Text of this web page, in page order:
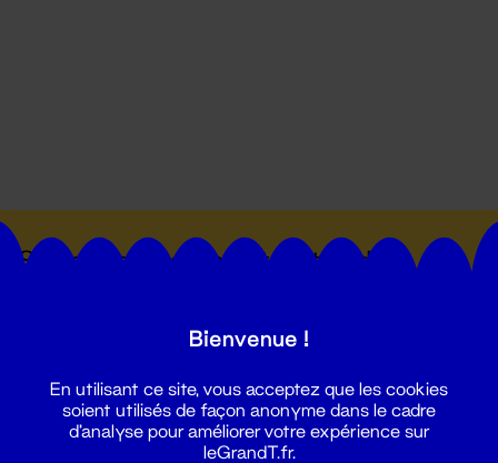
Suivez toutes les actualités du
Bienvenue !
En utilisant ce site, vous acceptez que les cookies
soient utilisés de façon anonyme dans le cadre
d'analyse pour améliorer votre expérience sur
leGrandT.fr.